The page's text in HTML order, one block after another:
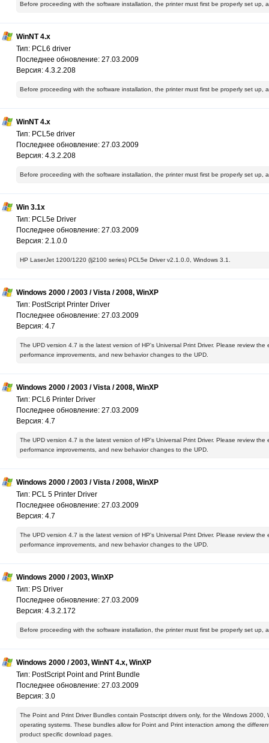
Before proceeding with the software installation, the printer must first be properly set up,
WinNT 4.x
Тип: PCL6 driver
Последнее обновление: 27.03.2009
Версия: 4.3.2.208
Before proceeding with the software installation, the printer must first be properly set up,
WinNT 4.x
Тип: PCL5e driver
Последнее обновление: 27.03.2009
Версия: 4.3.2.208
Before proceeding with the software installation, the printer must first be properly set up,
Win 3.1x
Тип: PCL5e Driver
Последнее обновление: 27.03.2009
Версия: 2.1.0.0
HP LaserJet 1200/1220 (lj2100 series) PCL5e Driver v2.1.0.0, Windows 3.1.
Windows 2000 / 2003 / Vista / 2008, WinXP
Тип: PostScript Printer Driver
Последнее обновление: 27.03.2009
Версия: 4.7
The UPD version 4.7 is the latest version of HP's Universal Print Driver. Please review
performance improvements, and new behavior changes to the UPD.
Windows 2000 / 2003 / Vista / 2008, WinXP
Тип: PCL6 Printer Driver
Последнее обновление: 27.03.2009
Версия: 4.7
The UPD version 4.7 is the latest version of HP's Universal Print Driver. Please review
performance improvements, and new behavior changes to the UPD.
Windows 2000 / 2003 / Vista / 2008, WinXP
Тип: PCL 5 Printer Driver
Последнее обновление: 27.03.2009
Версия: 4.7
The UPD version 4.7 is the latest version of HP's Universal Print Driver. Please review
performance improvements, and new behavior changes to the UPD.
Windows 2000 / 2003, WinXP
Тип: PS Driver
Последнее обновление: 27.03.2009
Версия: 4.3.2.172
Before proceeding with the software installation, the printer must first be properly set up,
Windows 2000 / 2003, WinNT 4.x, WinXP
Тип: PostScript Point and Print Bundle
Последнее обновление: 27.03.2009
Версия: 3.0
The Point and Print Driver Bundles contain Postscript drivers only, for the Windows
operating systems. These bundles allow for Point and Print interaction among the
product specific download pages.